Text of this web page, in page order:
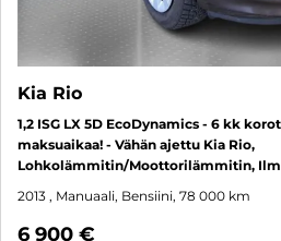
Kia Rio
1,2 ISG LX 5D EcoDynamics - 6 kk
maksuaikaa! - Vähän ajettu Kia Rio,
Lohkolämmitin/Moottorilämmitin,
2013 , Manuaali, Bensiini, 78 000 km
6 900 €